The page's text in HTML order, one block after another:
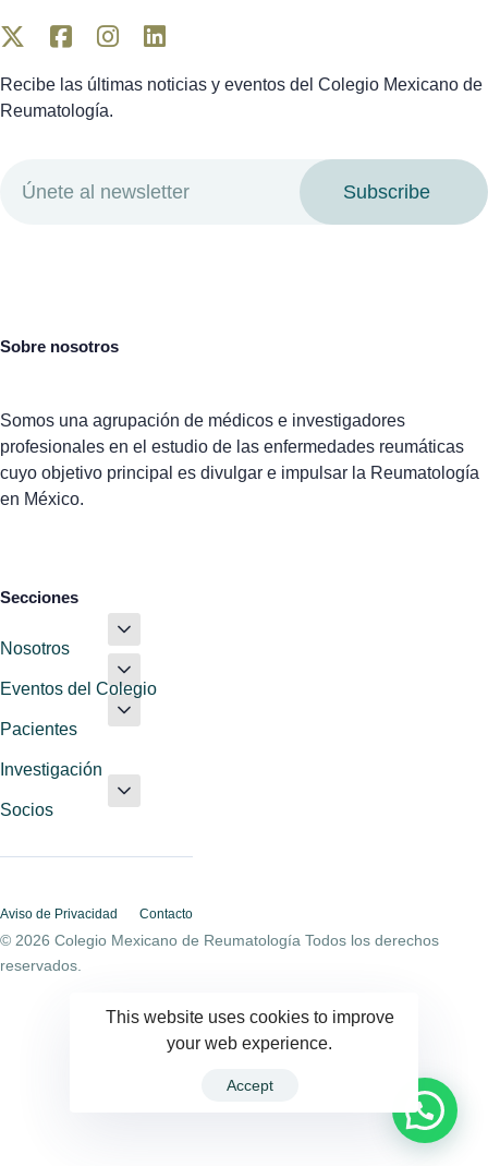
Recibe las últimas noticias y eventos del Colegio Mexicano de
Reumatología.
Subscribe
Sobre nosotros
Somos una agrupación de médicos e investigadores
profesionales en el estudio de las enfermedades reumáticas
cuyo objetivo principal es divulgar e impulsar la Reumatología
en México.
Secciones
Nosotros
Eventos del Colegio
Pacientes
Investigación
Socios
Aviso de Privacidad Contacto
© 2026 Colegio Mexicano de Reumatología Todos los derechos
reservados.
This website uses cookies to improve
your web experience.
Accept